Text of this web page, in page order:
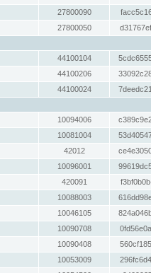
27800090
27800050
44100104
44100206
44100024
10094006
10081004
42012
10096001
420091
10088003
10046105
10090708
10090408
10053009